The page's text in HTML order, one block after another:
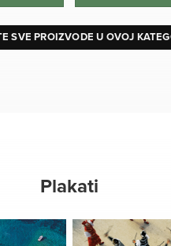
SVE PROIZVODE U OVOJ
Plakati